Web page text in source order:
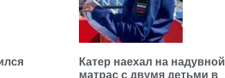
Катер наехал на надувной
матрас с двумя детьми в